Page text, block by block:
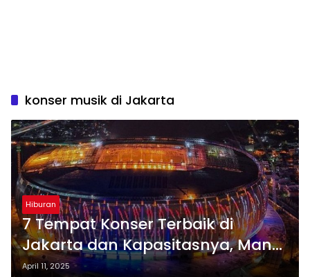
konser musik di Jakarta
Hiburan
7 Tempat Konser Terbaik di
Jakarta dan Kapasitasnya, Mana
yang Paling Besar?
April 11, 2025